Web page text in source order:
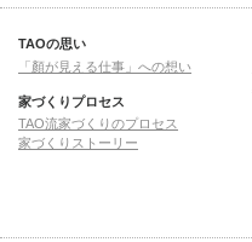
VOID COURT
フトウヘンヤネノイエ
Re:YA邸（ユキヤナギノイエ）
タカサゴコート
イヌネコニワノイエ
4+2+1+1コート
TAOの思い
「顏が見える仕事」への想い
家づくりプロセス
TAO流家づくりのプロセス
家づくりストーリー